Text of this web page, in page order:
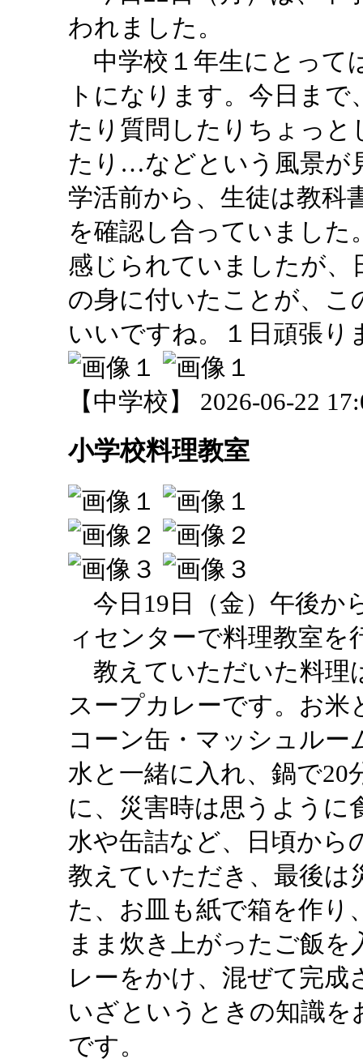
われました。
中学校１年生にとって
トになります。今日ま
たり質問したりちょっ
たり…などという風景が
学活前から、生徒は教科
を確認し合っていまし
感じられていましたが、
の身に付いたことが、
いいですね。１日頑張
【中学校】 2026-06-22
小学校料理教室
今日19日（金）午後か
ィセンターで料理教室を
教えていただいた料理
スープカレーです。お米
コーン缶・マッシュル
水と一緒に入れ、鍋で20
に、災害時は思うよう
水や缶詰など、日頃から
教えていただき、最後は
た、お皿も紙で箱を作り
まま炊き上がったご飯
レーをかけ、混ぜて完
いざというときの知識
です。